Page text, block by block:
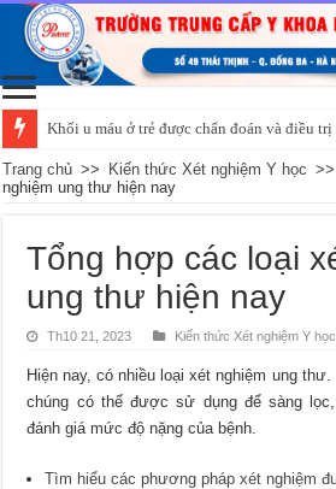
Khối u máu ở trẻ được chẩn đoán và điều trị
Trang chủ >> Kiến thức Xét nghiệm Y học >>
nghiệm ung thư hiện nay
Tổng hợp các loại
ung thư hiện nay
Th10 21, 2023 Kiến thức Xét nghiệm Y học
Hiện nay, có nhiều loại xét nghiệm ung
chúng có thể được sử dụng để sàng
đánh giá mức độ nặng của bệnh.
Tìm hiểu các phương pháp xét nghiệm